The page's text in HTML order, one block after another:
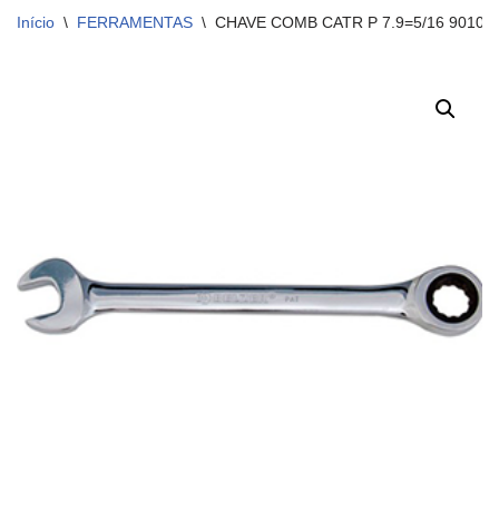
Início \ FERRAMENTAS \ CHAVE COMB CATR P 7.9=5/16